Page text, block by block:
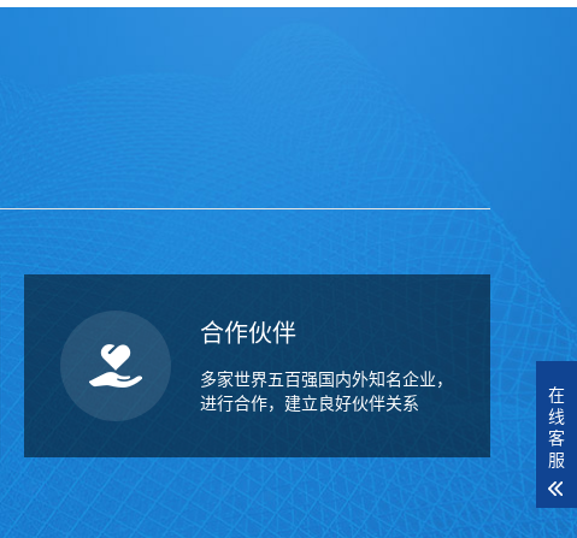
合作伙伴
多家世界五百强国内外知名企业，
进行合作，建立良好伙伴关系
在
线
客
服